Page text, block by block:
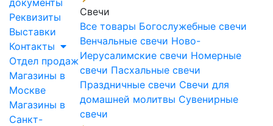
документы
Реквизиты
Выставки
Контакты
Отдел продаж
Магазины в
Москве
Магазины в
Санкт-
Свечи
Все товары Богослужебные свечи
Венчальные свечи Ново-
Иерусалимские свечи Номерные
свечи Пасхальные свечи
Праздничные свечи Свечи для
домашней молитвы Сувенирные
свечи